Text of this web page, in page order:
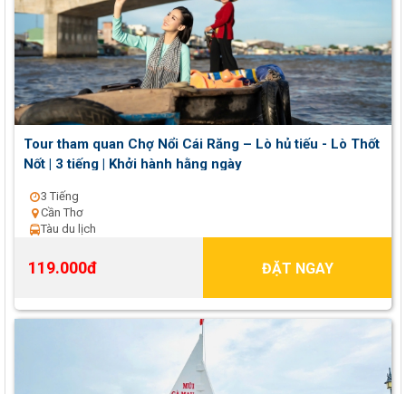
Tour tham quan Chợ Nổi Cái Răng – Lò hủ tiếu - Lò Thốt
Nốt | 3 tiếng | Khởi hành hằng ngày
3 Tiếng
Cần Thơ
Tàu du lịch
119.000đ ĐẶT NGAY